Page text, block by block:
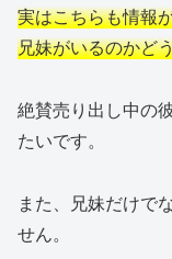
実はこちらも情報
兄妹がいるのかど
絶賛売り出し中の
たいです。
また、兄妹だけで
せん。